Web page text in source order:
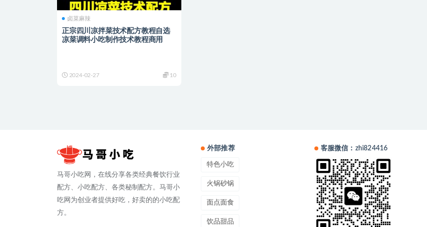
卤菜麻辣
正宗四川凉拌菜技术配方教程自选
凉菜调料小吃制作技术教程商用
2024-02-27 10
马哥小吃网，在线分享各类经典餐饮行业
配方、小吃配方、各类秘制配方。马哥小
吃网为创业者提供好吃，好卖的的小吃配
方。
外部推荐
特色小吃
火锅砂锅
面点面食
饮品甜品
客服微信：zhi824416